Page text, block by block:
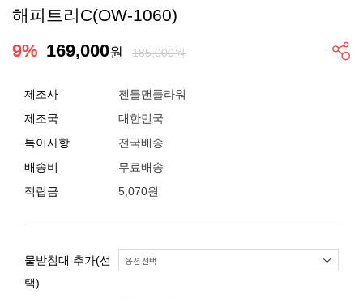
해피트리C(OW-1060)
9% 169,000원 185,000원
제조사
젠틀맨플라워
제조국
대한민국
특이사항
전국배송
배송비
무료배송
적립금
5,070원
물받침대 추가(선
택)